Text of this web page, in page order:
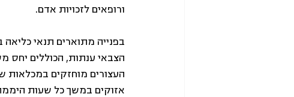
ורופאים לזכויות אדם.
בפנייה מתוארים תנאי
הצבאי ענתות, הכוללים יחס
אזוקים במשך כל שעות